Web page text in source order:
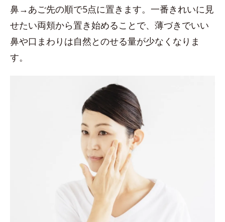
鼻→あご先の順で5点に置きます。一番きれいに見
せたい両頬から置き始めることで、薄づきでいい
鼻や口まわりは自然とのせる量が少なくなりま
す。